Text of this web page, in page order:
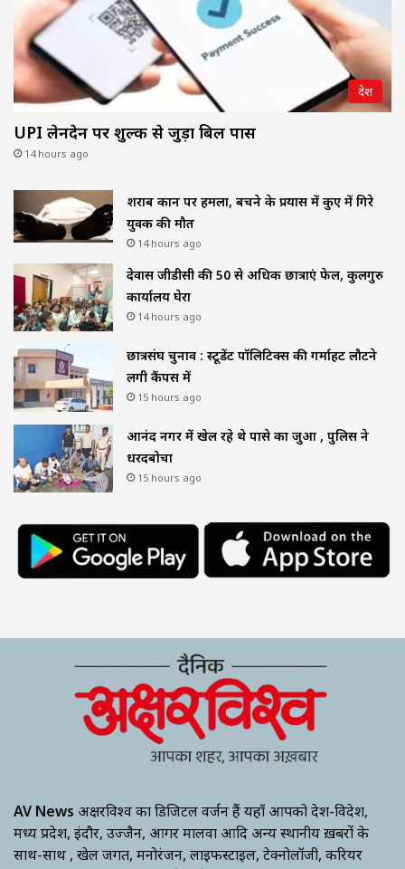
देश
UPI लेनदेन पर शुल्क से जुड़ा बिल पास
14 hours ago
शराब दुकान पर हमला, बचने के प्रयास में कुए में गिरे
युवक की मौत
14 hours ago
देवास जीडीसी की 50 से अधिक छात्राएं फेल, कुलगुरु
कार्यालय घेरा
14 hours ago
छात्रसंघ चुनाव : स्टूडेंट पॉलिटिक्स की गर्माहट लौटने
लगी कैंपस में
15 hours ago
आनंद नगर में खेल रहे थे पासे का जुआ , पुलिस ने
धरदबोचा
15 hours ago
AV News अक्षरविश्व का डिजिटल वर्जन हैं यहाँ आपको देश-विदेश,
मध्य प्रदेश, इंदौर, उज्जैन, आगर मालवा आदि अन्य स्थानीय ख़बरों के
साथ-साथ , खेल जगत, मनोरंजन, लाइफस्टाइल, टेक्नोलॉजी, करियर